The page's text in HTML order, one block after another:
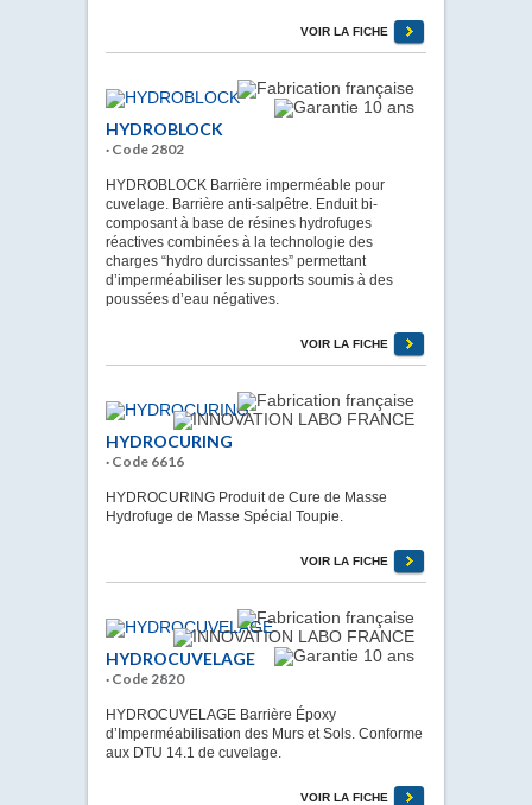
VOIR LA FICHE
HYDROBLOCK
· Code 2802
HYDROBLOCK Barrière imperméable pour
cuvelage. Barrière anti-salpêtre. Enduit bi-
composant à base de résines hydrofuges
réactives combinées à la technologie des
charges “hydro durcissantes” permettant
d’imperméabiliser les supports soumis à des
poussées d’eau négatives.
VOIR LA FICHE
HYDROCURING
· Code 6616
HYDROCURING Produit de Cure de Masse
Hydrofuge de Masse Spécial Toupie.
VOIR LA FICHE
HYDROCUVELAGE
· Code 2820
HYDROCUVELAGE Barrière Époxy
d’Imperméabilisation des Murs et Sols. Conforme
aux DTU 14.1 de cuvelage.
VOIR LA FICHE